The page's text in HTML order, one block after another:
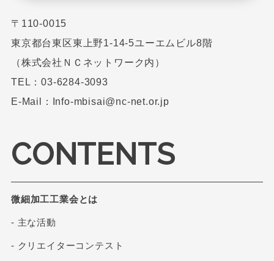
〒110-0015
東京都台東区東上野1-14-5ユーエムビル8階
（株式会社ＮＣネットワーク内）
TEL：03-6284-3093
E-Mail：Info-mbisai@nc-net.or.jp
CONTENTS
微細加工工業会とは
- 主な活動
- クリエイターコンテスト